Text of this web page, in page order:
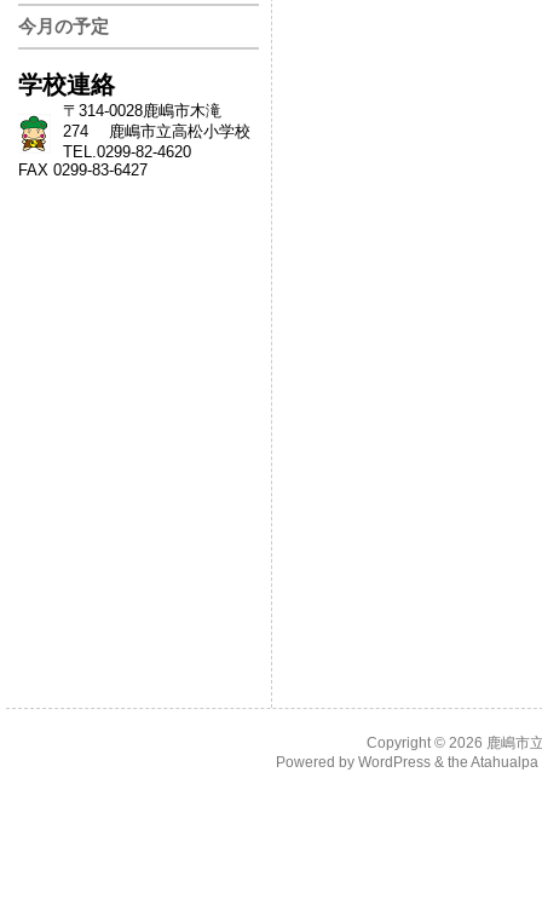
今月の予定
学校連絡
〒314-0028鹿嶋市木滝
274 鹿嶋市立高松小学校
TEL.0299-82-4620
FAX 0299-83-6427
Copyright © 2026 鹿嶋市
Powered by WordPress& the Atahualpa